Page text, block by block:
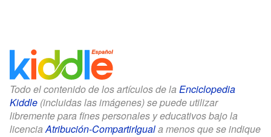
Todo el contenido de los artículos de la Enciclopedia
Kiddle (incluidas las imágenes) se puede utilizar
libremente para fines personales y educativos bajo la
licenciaAtribución-CompartirIguala menos que se indique